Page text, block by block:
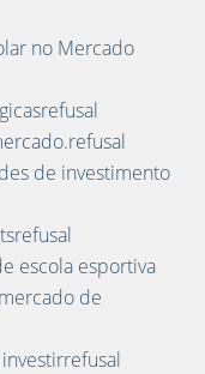
no Mercado
de investimento
escola esportiva
de